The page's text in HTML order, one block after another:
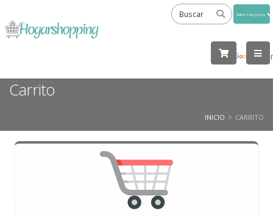
by
Carrito
INICIO CARRITO